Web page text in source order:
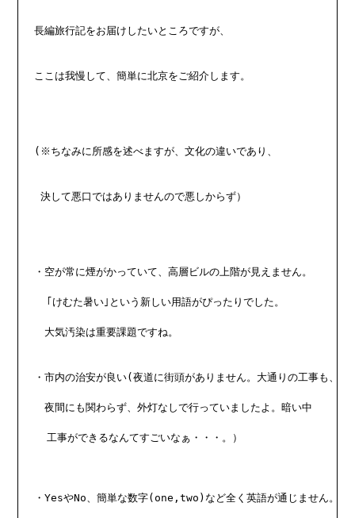
長編旅行記をお届けしたいところですが、
ここは我慢して、簡単に北京をご紹介します。
(※ちなみに所感を述べますが、文化の違いであり、
決して悪口ではありませんので悪しからず）
・空が常に煙がかっていて、高層ビルの上階が見えません。
  ｢けむた暑い｣という新しい用語がぴったりでした。
大気汚染は重要課題ですね。
・市内の治安が良い(夜道に街頭がありません。大通りの工事も、
夜間にも関わらず、外灯なしで行っていましたよ。暗い中
  工事ができるなんてすごいなぁ・・・。）
・YesやNo、簡単な数字(one,two)など全く英語が通じません。